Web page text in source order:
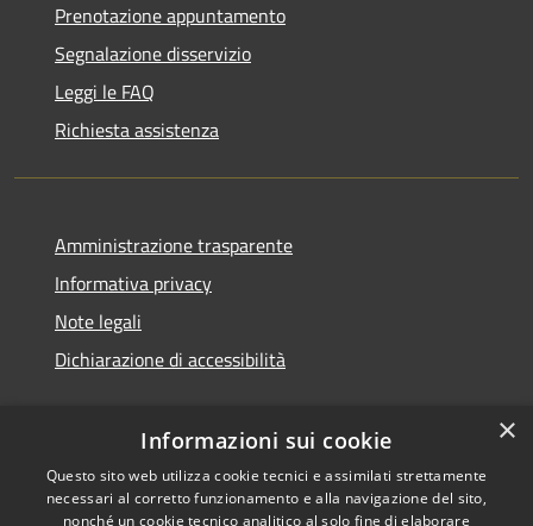
Prenotazione appuntamento
Segnalazione disservizio
Leggi le FAQ
Richiesta assistenza
Amministrazione trasparente
Informativa privacy
Note legali
Dichiarazione di accessibilità
×
Informazioni sui cookie
Questo sito web utilizza cookie tecnici e assimilati strettamente
necessari al corretto funzionamento e alla navigazione del sito,
nonché un cookie tecnico analitico al solo fine di elaborare